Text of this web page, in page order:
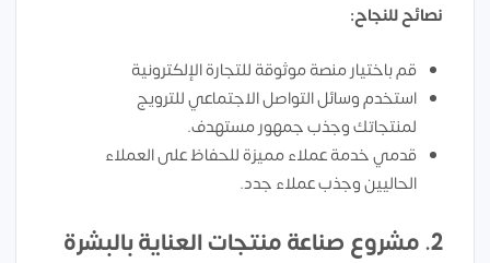
نصائح للنجاح:
قم باختيار منصة موثوقة للتجارة الإلكترونية
استخدم وسائل التواصل الاجتماعي للترويج
لمنتجاتك وجذب جمهور مستهدف.
قدمي خدمة عملاء مميزة للحفاظ على العملاء
الحاليين وجذب عملاء جدد.
2. مشروع صناعة منتجات العناية بالبشرة